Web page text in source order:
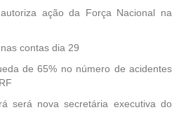
ação da Força Nacional na
contas dia 29
de 65% no número de acidentes
será nova secretária executiva do